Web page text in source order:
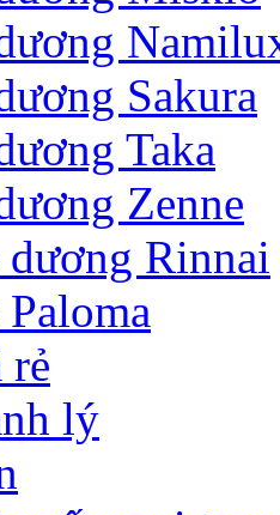
Sakura
Taka
Zenne
dương Rinnai
rẻ
lý